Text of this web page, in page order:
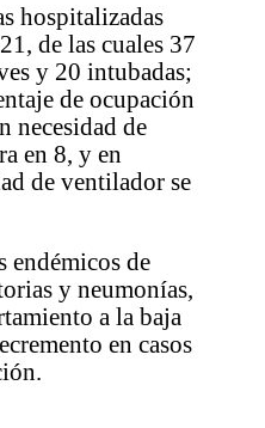
hospitalizadas
de las cuales 37
y 20 intubadas;
de ocupación
necesidad de
en 8, y en
de ventilador se
endémicos de
y neumonías,
a la baja
en casos